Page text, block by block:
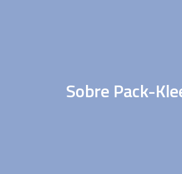
Sobre Pack-